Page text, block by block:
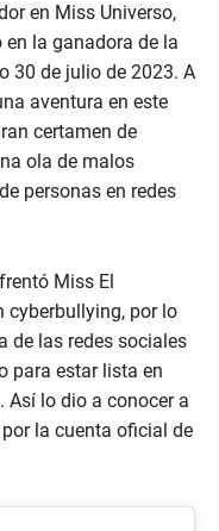
en Miss Universo,
en la ganadora de la
30 de julio de 2023. A
aventura en este
certamen de
ola de malos
personas en redes
Miss El
cyberbullying, por lo
de las redes sociales
para estar lista en
Así lo dio a conocer a
la cuenta oficial de